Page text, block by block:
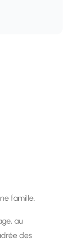
famille.
au
des